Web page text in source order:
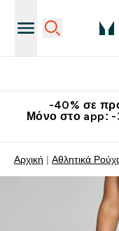
-40% σε
Μόνο στο app: -
Αρχική Αθλητικά